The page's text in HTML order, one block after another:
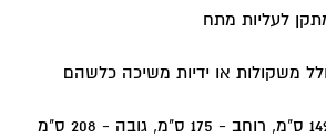
לעליות מתח
משקולות או ידיות משיכה כלשהם
רוחב - 175 ס"מ, גובה - 208 ס"מ